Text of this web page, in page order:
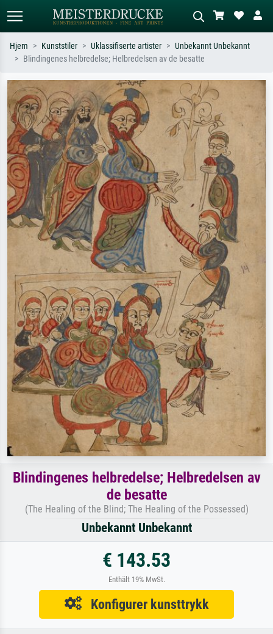
Søk etter kunstner, tittel eller stil – for
eksempel Monet, Stjernenatt,
impresjonisme, Hokusai-bølgen, akt.
Beskriv scenen – for eksempel grønn
eng, abstrakt med mye rødt, mørkt
oljemaleri, stående akt ved et tre.
Hjem Kunststiler Uklassifiserte artister
Unbekannt Unbekannt
Blindingenes helbredelse; Helbredelsen av de besatte
Blindingenes helbredelse; Helbredelsen av
de besatte
(The Healing of the Blind; The Healing of the Possessed)
Unbekannt Unbekannt
€ 143.53
Enthält 19% MwSt.
Konfigurer kunsttrykk